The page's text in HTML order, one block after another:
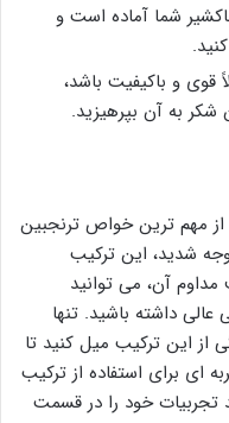
شما آماده است و
قوی و باکیفیت باشد،
شکر به آن بپرهیزید.
مهم ترین خواص ترنجبین
شدید، این ترکیب
آن، می توانید
داشته باشید. تنها
این ترکیب میل کنید تا
ای برای استفاده از ترکیب
تجربیات خود را در قسمت